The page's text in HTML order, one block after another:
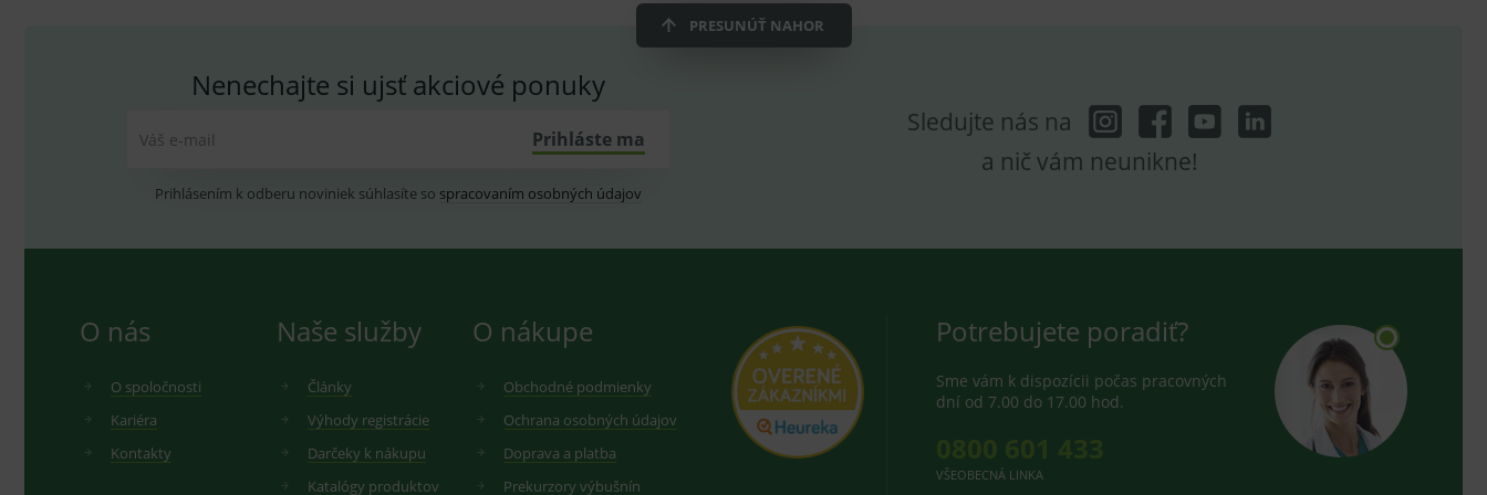
PRESUNÚŤ NAHOR
Nenechajte si ujsť akciové ponuky
Váš e-mail Prihláste ma
Prihlásením k odberu noviniek súhlasíte so spracovaním osobných údajov
Sledujte nás na
a nič vám neunikne!
O nás
O spoločnosti
Kariéra
Kontakty
Naše služby
Články
Výhody registrácie
Darčeky k nákupu
Katalógy produktov
O nákupe
Obchodné podmienky
Ochrana osobných údajov
Doprava a platba
Prekurzory výbušnín
Potrebujete poradiť?
Sme vám k dispozícii počas pracovných
dní od 7.00 do 17.00 hod.
VŠEOBECNÁ LINKA
2 roky Cookie pro měření návštěvnosti ve službě google analytics.